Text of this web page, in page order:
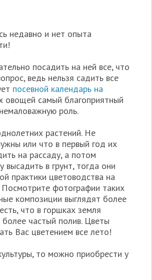
недавно и нет опыта
посадить на ней все, что
ведь нельзя садить все
посевной календарь на
овощей самый благоприятный
роль.
растений. Не
или что в первый год их
на рассаду, а потом
высадить в грунт, тогда они
практики цветоводства на
фотографии таких
композиции выглядят более
что в горшках земля
частый полив. Цветы
Вас цветением все лето!
то можно приобрести у